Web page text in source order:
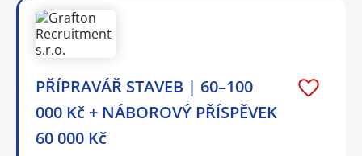
PŘÍPRAVÁŘ STAVEB | 60–100
000 Kč + NÁBOROVÝ PŘÍSPĚVEK
60 000 Kč